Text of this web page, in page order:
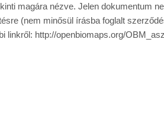
magára nézve. Jelen dokumentum
(nem minősül írásba foglalt
linkről: http://openbiomaps.org/